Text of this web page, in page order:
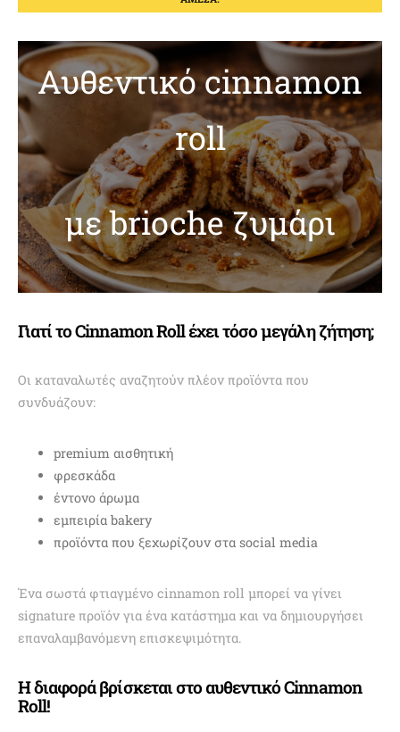
Αυθεντικό cinnamon
roll
με brioche ζυμάρι
Γιατί το Cinnamon Roll έχει τόσο μεγάλη ζήτηση;
Οι καταναλωτές αναζητούν πλέον προϊόντα που
συνδυάζουν:
premium αισθητική
φρεσκάδα
έντονο άρωμα
εμπειρία bakery
προϊόντα που ξεχωρίζουν στα social media
Ένα σωστά φτιαγμένο cinnamon roll μπορεί να γίνει
signature προϊόν για ένα κατάστημα και να δημιουργήσει
επαναλαμβανόμενη επισκεψιμότητα.
Η διαφορά βρίσκεται στο αυθεντικό Cinnamon
Roll!